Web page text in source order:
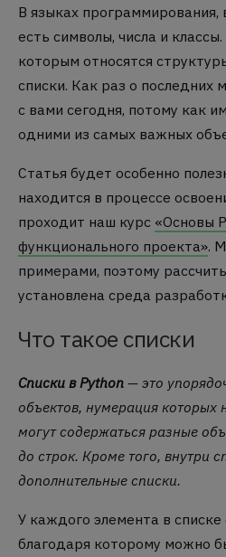
В языках программирования,
есть символы, числа и
которым относятся
списки. Как раз о последних
с вами сегодня, потому как
одними из самых важных
Статья будет особенно
находится в процессе
проходит наш курс «Основы
функционального проекта».
примерами, поэтому
установлена среда
Что такое списки
Списки в Python — это
объектов, нумерация которых
могут содержаться разные
до строк. Кроме того, внутри
дополнительные списки.
У каждого элемента в списке
благодаря которому можно